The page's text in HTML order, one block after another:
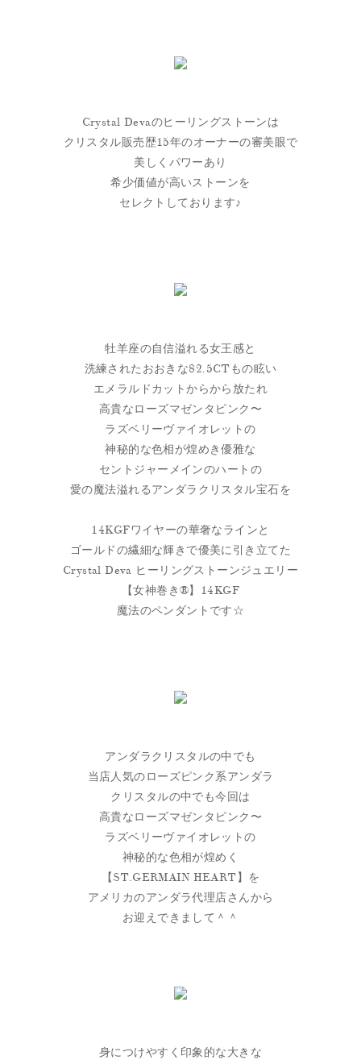
Crystal Devaのヒーリングストーンは
クリスタル販売歴15年のオーナーの審美眼で
美しくパワーあり
希少価値が高いストーンを
セレクトしております♪
牡羊座の自信溢れる女王感と
洗練されたおおきな82.5CTもの眩い
エメラルドカットからから放たれ
高貴なローズマゼンタピンク〜
ラズベリーヴァイオレットの
神秘的な色相が煌めき優雅な
セントジャーメインのハートの
愛の魔法溢れるアンダラクリスタル宝石を
14KGFワイヤーの華奢なラインと
ゴールドの繊細な輝きで優美に引き立てた
Crystal Deva ヒーリングストーンジュエリー
【女神巻き®】14KGF
魔法のペンダントです☆
アンダラクリスタルの中でも
当店人気のローズピンク系アンダラ
クリスタルの中でも今回は
高貴なローズマゼンタピンク〜
ラズベリーヴァイオレットの
神秘的な色相が煌めく
【ST.GERMAIN HEART】を
アメリカのアンダラ代理店さんから
お迎えできまして＾＾
身につけやすく印象的な大きな